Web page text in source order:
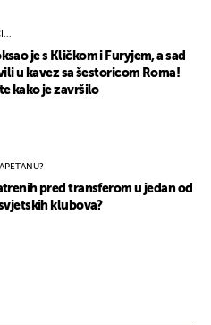
je s Kličkom i Furyjem, a sad
u kavez sa šestoricom Roma!
kako je završilo
pred transferom u jedan od
klubova?